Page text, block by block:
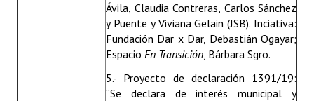
Ávila, Claudia Contreras, Carlos Sánchez
y Puente y Viviana Gelain (JSB). Inciativa:
Fundación Dar x Dar, Debastián Ogayar;
Espacio En Transición, Bárbara Sgro.
5.- Proyecto de declaración 1391/19:
“Se declara de interés municipal y